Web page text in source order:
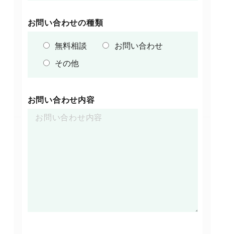
お問い合わせの種類
無料相談
お問い合わせ
その他
お問い合わせ内容